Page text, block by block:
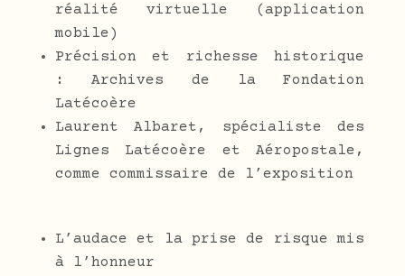
réalité virtuelle (application
mobile)
Précision et richesse historique
: Archives de la Fondation
Latécoère
Laurent Albaret, spécialiste des
Lignes Latécoère et Aéropostale,
comme commissaire de l’exposition
L’audace et la prise de risque mis
à l’honneur